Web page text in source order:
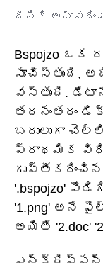
దీనికి
Bspojzo
సూచిస్తుంది,
వస్తుంది.
తదనంతరం
బదులుగా
ప్రాథమిక విధి.
'.bspojzo'
'1.png' అనే
అయితే '2.doc'